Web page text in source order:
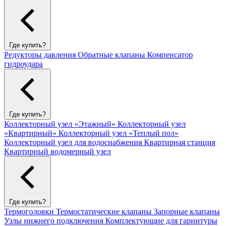
Где купить?
Редукторы давления Обратные клапаны Компенсатор
гидроудара
Где купить?
Коллекторный узел «Этажный» Коллекторный узел
«Квартирный» Коллекторный узел «Теплый пол»
Коллекторный узел для водоснабжения Квартирная станция
Квартирный водомерный узел
Где купить?
Термоголовки Термостатические клапаны Запорные клапаны
Узлы нижнего подключения Комплектующие для гарнитуры